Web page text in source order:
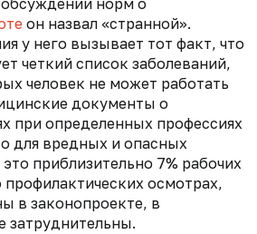
норм о
он назвал «странной».
у него вызывает тот факт, что
четкий список заболеваний,
человек не может работать
документы о
при определенных профессиях
для вредных и опасных
приблизительно 7% рабочих
осмотрах,
в законопроекте, в
затруднительны.